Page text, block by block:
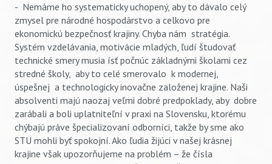
- Nemáme ho systematicky uchopený, aby to dávalo celý
zmysel pre národné hospodárstvo a celkovo pre
ekonomickú bezpečnosť krajiny. Chyba nám stratégia.
Systém vzdelávania, motivácie mladých, ľudí študovať
technické smery musia ísť počnúc základnými školami cez
stredné školy, aby to celé smerovalo k modernej,
úspešnej a technologicky inovačne založenej krajine. Naši
absolventi majú naozaj veľmi dobré predpoklady, aby dobre
zarábali a boli uplatniteľní v praxi na Slovensku, ktorému
chýbajú práve špecializovaní odborníci, takže by sme ako
STU mohli byť spokojní. Ako ľudia žijúci v našej krásnej
krajine však upozorňujeme na problém – že čísla